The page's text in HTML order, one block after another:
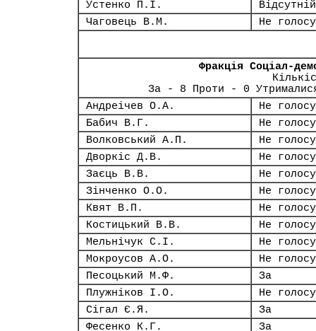
Устенко П.І.
Відсутній
Чаговець В.М.
Не
Фракція Соціал-
За - 8 Проти - 0
Андреічев О.А.
Не
Бабич В.Г.
Не
Волковський А.П.
Не
Дворкіс Д.В.
Не
Заєць В.В.
Не
Зінченко О.О.
Не
Квят В.П.
Не
Костицький В.В.
Не
Мельнічук С.І.
Не
Мокроусов А.О.
Не
Песоцький М.Ф.
За
Плужніков І.О.
Не
Сігал Є.Я.
За
Фесенко К.Г.
За